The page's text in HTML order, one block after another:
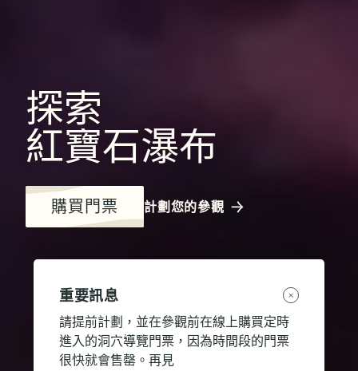
探索
紅寶石瀑布
購買門票 計劃您的參觀
重要訊息
請提前計劃，並在參觀前在線上購買定時
進入的洞穴導覽門票，因為時間段的門票
很快就會售罄。再見